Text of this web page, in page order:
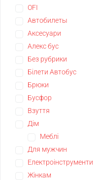
OFI
Автобилеты
Аксесуари
Алекс бус
Без рубрики
Білети Автобус
Брюки
Бусфор
Взуття
Дім
Меблі
Для мужчин
Електроінструменти
Жінкам